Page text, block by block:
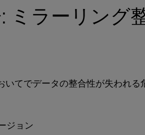
ミラーリング
てでデータの整合性が失われる
ジョン